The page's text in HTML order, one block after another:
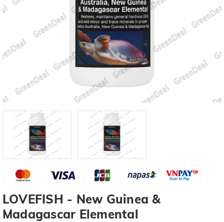
LOVEFISH - New Guinea &
Madagascar Elemental